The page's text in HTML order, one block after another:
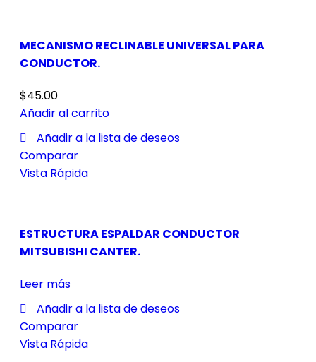
MECANISMO RECLINABLE UNIVERSAL PARA
CONDUCTOR.
$45.00
Añadir al carrito
Añadir a la lista de deseos
Comparar
Vista Rápida
ESTRUCTURA ESPALDAR CONDUCTOR
MITSUBISHI CANTER.
Leer más
Añadir a la lista de deseos
Comparar
Vista Rápida